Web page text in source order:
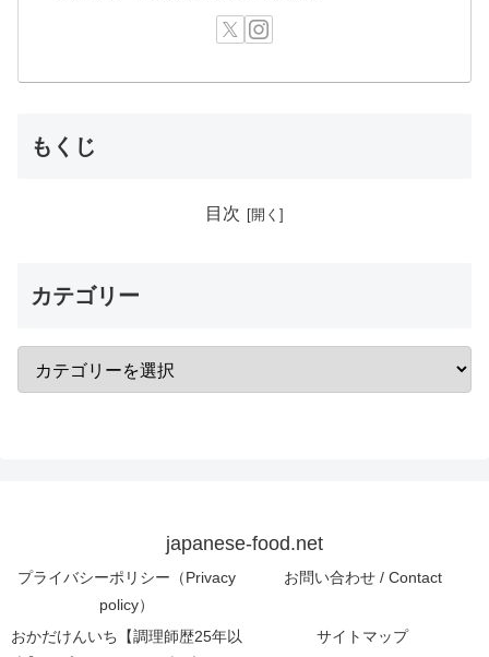
もくじ
目次
カテゴリー
japanese-food.net
プライバシーポリシー（Privacy
policy）
お問い合わせ / Contact
おかだけんいち【調理師歴25年以
サイトマップ